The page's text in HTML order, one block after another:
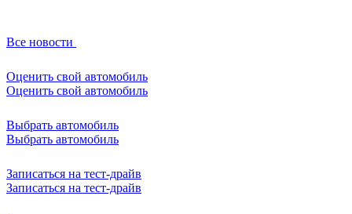
Все новости
Оценить свой автомобиль
Оценить свой автомобиль
Выбрать автомобиль
Выбрать автомобиль
Записаться на тест-драйв
Записаться на тест-драйв